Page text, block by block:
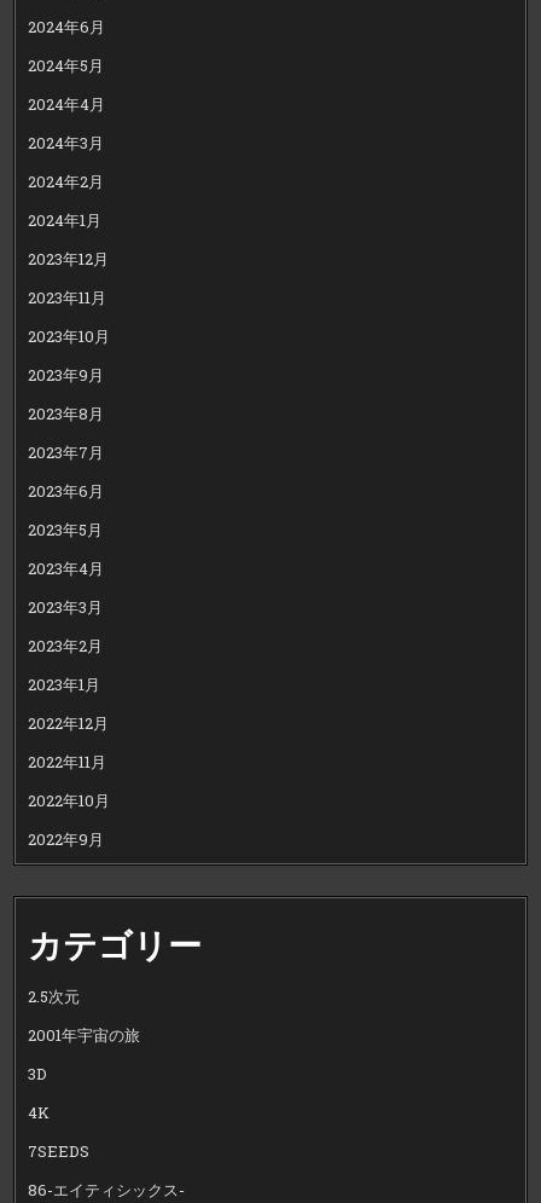
2024年6月
2024年5月
2024年4月
2024年3月
2024年2月
2024年1月
2023年12月
2023年11月
2023年10月
2023年9月
2023年8月
2023年7月
2023年6月
2023年5月
2023年4月
2023年3月
2023年2月
2023年1月
2022年12月
2022年11月
2022年10月
2022年9月
カテゴリー
2.5次元
2001年宇宙の旅
3D
4K
7SEEDS
86-エイティシックス-